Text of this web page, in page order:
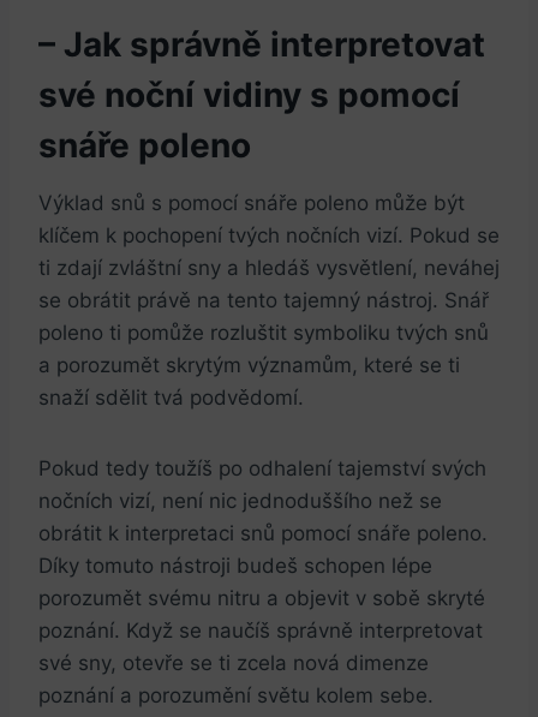
– Jak správně interpretovat
své noční vidiny s pomocí
snáře poleno
Výklad snů s pomocí snáře poleno může být
klíčem k pochopení tvých nočních vizí. Pokud se
ti zdají zvláštní sny a hledáš vysvětlení, neváhej
se obrátit právě na tento tajemný nástroj. Snář
poleno ti pomůže rozluštit symboliku tvých snů
a porozumět skrytým významům, které se ti
snaží sdělit tvá podvědomí.
Pokud tedy toužíš po odhalení tajemství svých
nočních vizí, není nic jednoduššího než se
obrátit k interpretaci snů pomocí snáře poleno.
Díky tomuto nástroji budeš schopen lépe
porozumět svému nitru a objevit v sobě skryté
poznání. Když se naučíš správně interpretovat
své sny, otevře se ti zcela nová dimenze
poznání a porozumění světu kolem sebe.